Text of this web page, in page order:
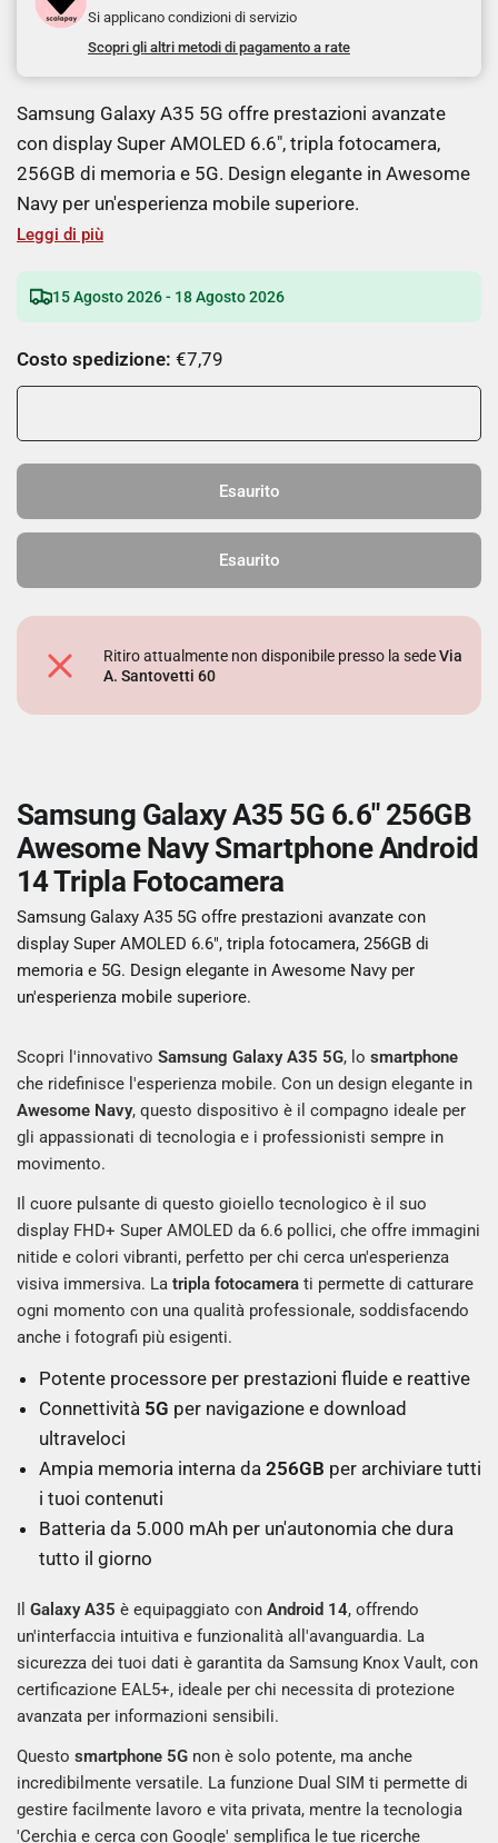
Si applicano condizioni di servizio
Scopri gli altri metodi di pagamento a rate
Samsung Galaxy A35 5G offre prestazioni avanzate
con display Super AMOLED 6.6", tripla fotocamera,
256GB di memoria e 5G. Design elegante in Awesome
Navy per un'esperienza mobile superiore.
Leggi di più
15 Agosto 2026 - 18 Agosto 2026
Costo spedizione: €7,79
Esaurito
Esaurito
Ritiro attualmente non disponibile presso la sedeVia
A. Santovetti 60
Samsung Galaxy A35 5G 6.6" 256GB
Awesome Navy Smartphone Android
14 Tripla Fotocamera
Samsung Galaxy A35 5G offre prestazioni avanzate con
display Super AMOLED 6.6", tripla fotocamera, 256GB di
memoria e 5G. Design elegante in Awesome Navy per
un'esperienza mobile superiore.
Scopri l'innovativoSamsung Galaxy A35 5G, losmartphone
che ridefinisce l'esperienza mobile. Con un design elegante in
Awesome Navy, questo dispositivo è il compagno ideale per
gli appassionati di tecnologia e i professionisti sempre in
movimento.
Il cuore pulsante di questo gioiello tecnologico è il suo
display FHD+ Super AMOLED da 6.6 pollici, che offre immagini
nitide e colori vibranti, perfetto per chi cerca un'esperienza
visiva immersiva. Latripla fotocamera ti permette di catturare
ogni momento con una qualità professionale, soddisfacendo
anche i fotografi più esigenti.
Potente processore per prestazioni fluide e reattive
Connettività 5G per navigazione e download
ultraveloci
Ampia memoria interna da 256GB per archiviare tutti
i tuoi contenuti
Batteria da 5.000 mAh per un'autonomia che dura
tutto il giorno
IlGalaxy A35 è equipaggiato conAndroid 14, offrendo
un'interfaccia intuitiva e funzionalità all'avanguardia. La
sicurezza dei tuoi dati è garantita da Samsung Knox Vault, con
certificazione EAL5+, ideale per chi necessita di protezione
avanzata per informazioni sensibili.
Questosmartphone 5G non è solo potente, ma anche
incredibilmente versatile. La funzione Dual SIM ti permette di
gestire facilmente lavoro e vita privata, mentre la tecnologia
'Cerchia e cerca con Google' semplifica le tue ricerche